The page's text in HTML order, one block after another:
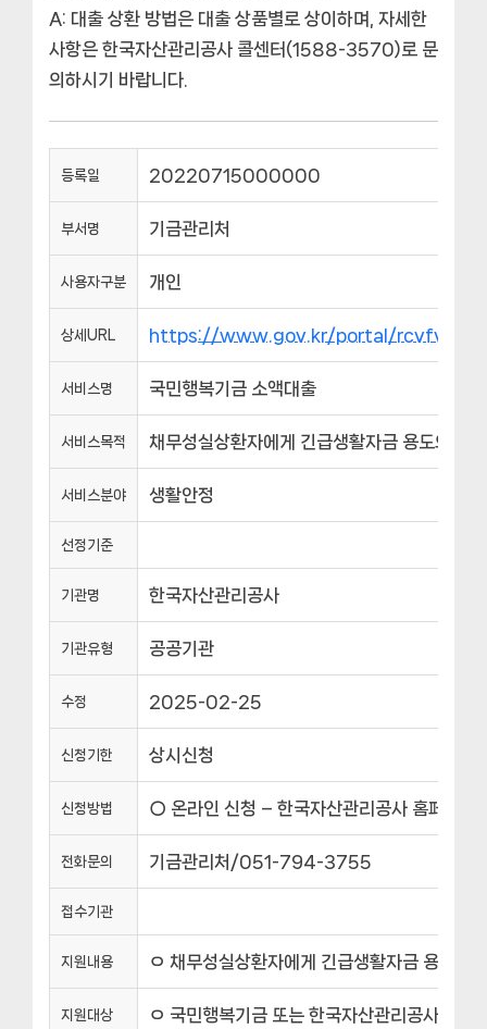
A: 대출 상환 방법은 대출 상품별로 상이하며, 자세한
사항은 한국자산관리공사 콜센터(1588-3570)로 문
의하시기 바랍니다.
등록일 20220715000000
부서명 기금관리처
사용자구분 개인
상세URL https://www.gov.kr/portal/
서비스명 국민행복기금 소액대출
서비스목적 채무성실상환자에게 긴급생활자금 용도의 소
서비스분야 생활안정
선정기준
기관명 한국자산관리공사
기관유형 공공기관
수정 2025-02-25
신청기한 상시신청
신청방법 ○ 온라인 신청 – 한국자산관리공사 홈페이
전화문의 기금관리처/051-794-3755
접수기관
지원내용 ㅇ 채무성실상환자에게 긴급생활자금 용도의
지원대상 ㅇ 국민행복기금 또는 한국자산관리공사에서